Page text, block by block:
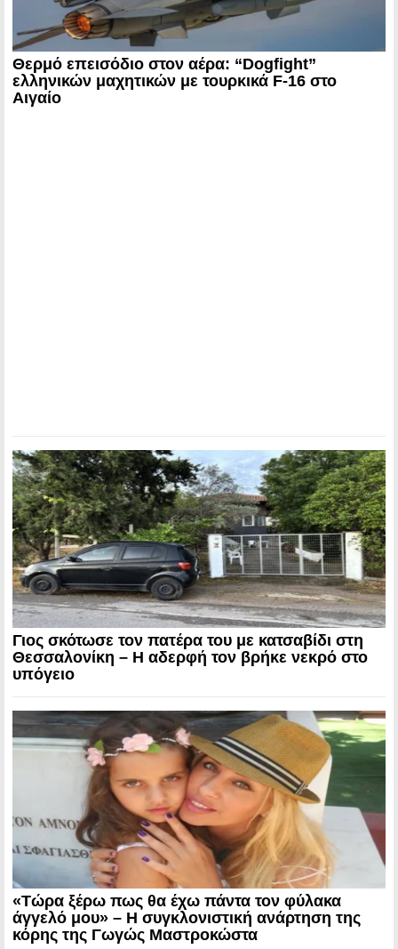
Θερμό επεισόδιο στον αέρα: “Dogfight”
ελληνικών μαχητικών με τουρκικά F-16 στο
Αιγαίο
Γιος σκότωσε τον πατέρα του με κατσαβίδι στη
Θεσσαλονίκη – Η αδερφή τον βρήκε νεκρό στο
υπόγειο
«Τώρα ξέρω πως θα έχω πάντα τον φύλακα
άγγελό μου» – Η συγκλονιστική ανάρτηση της
κόρης της Γωγώς Μαστροκώστα